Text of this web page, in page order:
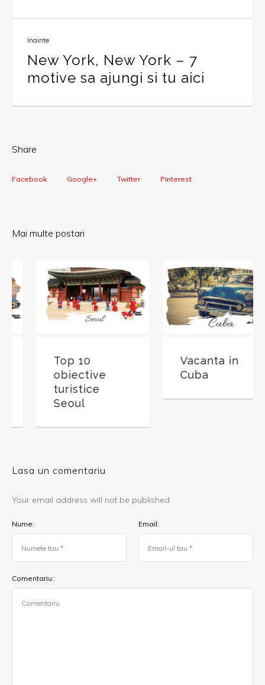
Inainte
New York, New York – 7
motive sa ajungi si tu aici
Share
Facebook Google+ Twitter Pinterest
Mai multe postari
Top 10
obiective
turistice
Seoul
Vacanta in
Cuba
Lasa un comentariu
Your email address will not be published.
Nume: Email:
Comentariu: